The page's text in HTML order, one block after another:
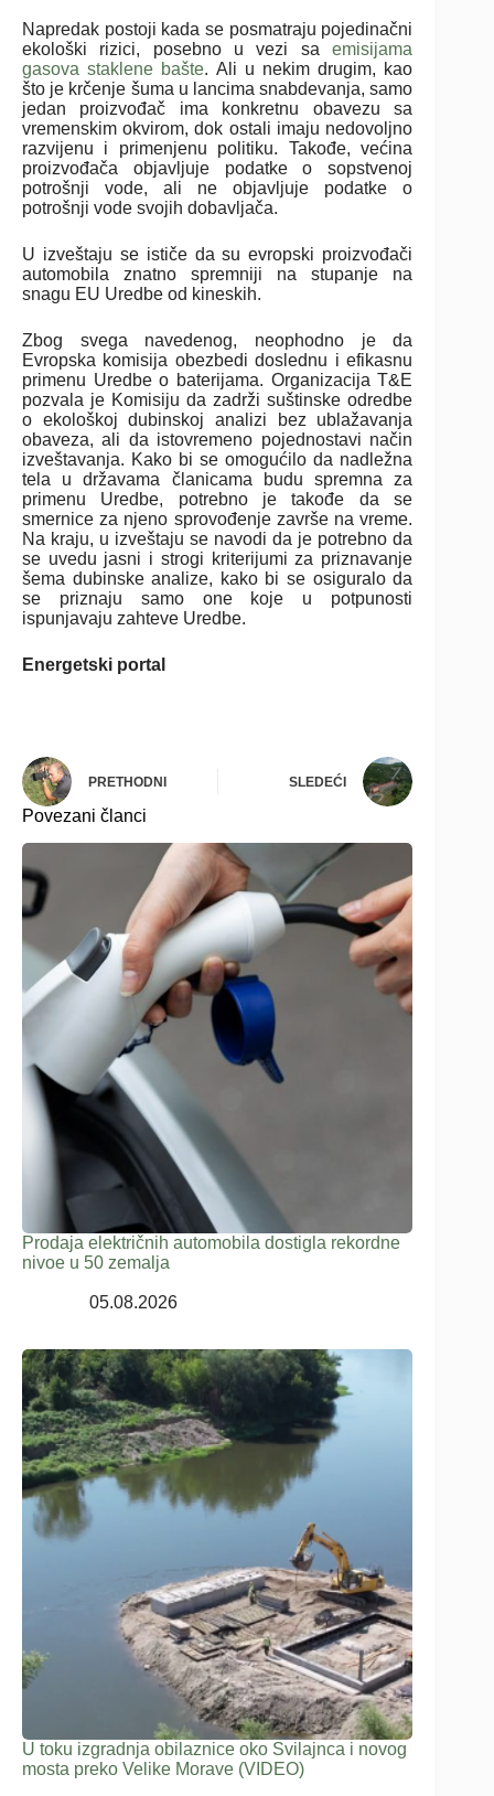
Napredak postoji kada se posmatraju pojedinačni
ekološki rizici, posebno u vezi saemisijama
gasova staklene bašte. Ali u nekim drugim, kao
što je krčenje šuma u lancima snabdevanja, samo
jedan proizvođač ima konkretnu obavezu sa
vremenskim okvirom, dok ostali imaju nedovoljno
razvijenu i primenjenu politiku. Takođe, većina
proizvođača objavljuje podatke o sopstvenoj
potrošnji vode, ali ne objavljuje podatke o
potrošnji vode svojih dobavljača.
U izveštaju se ističe da su evropski proizvođači
automobila znatno spremniji na stupanje na
snagu EU Uredbe od kineskih.
Zbog svega navedenog, neophodno je da
Evropska komisija obezbedi doslednu i efikasnu
primenu Uredbe o baterijama. Organizacija T&E
pozvala je Komisiju da zadrži suštinske odredbe
o ekološkoj dubinskoj analizi bez ublažavanja
obaveza, ali da istovremeno pojednostavi način
izveštavanja. Kako bi se omogućilo da nadležna
tela u državama članicama budu spremna za
primenu Uredbe, potrebno je takođe da se
smernice za njeno sprovođenje završe na vreme.
Na kraju, u izveštaju se navodi da je potrebno da
se uvedu jasni i strogi kriterijumi za priznavanje
šema dubinske analize, kako bi se osiguralo da
se priznaju samo one koje u potpunosti
ispunjavaju zahteve Uredbe.
Energetski portal
PRETHODNI SLEDEĆI
Povezani članci
Prodaja električnih automobila dostigla rekordne
nivoe u 50 zemalja
05.08.2026
U toku izgradnja obilaznice oko Svilajnca i novog
mosta preko Velike Morave (VIDEO)